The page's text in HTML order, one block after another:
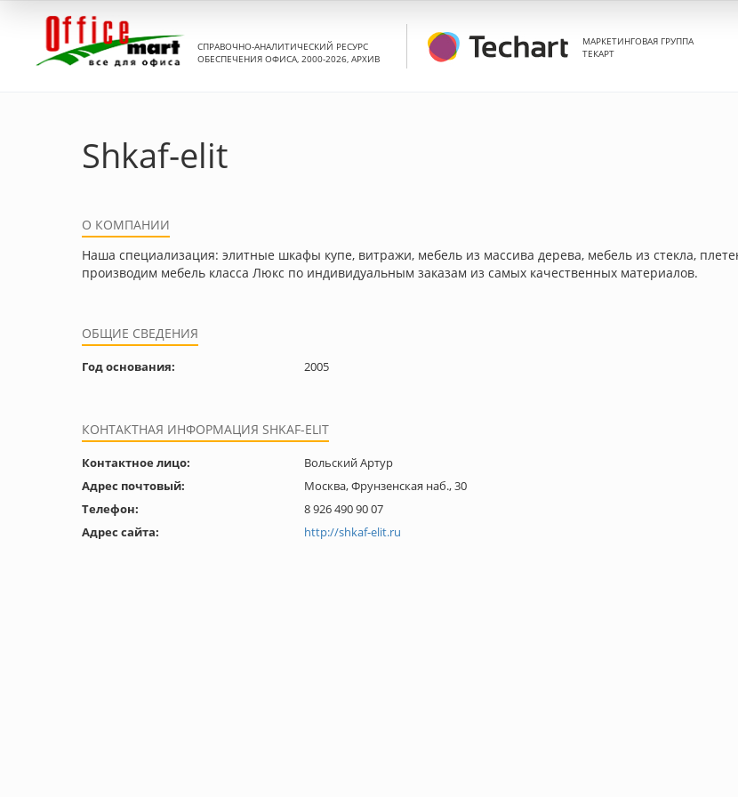
СПРАВОЧНО-АНАЛИТИЧЕСКИЙ РЕСУРС
ОБЕСПЕЧЕНИЯ ОФИСА, 2000-2026, АРХИВ
МАРКЕТИНГОВАЯ ГРУППА
ТЕКАРТ
Shkaf-elit
О КОМПАНИИ
Наша специализация: элитные шкафы купе, витражи, мебель из массива дерева, мебель из стекла,
производим мебель класса Люкс по индивидуальным заказам из самых качественных материалов.
ОБЩИЕ СВЕДЕНИЯ
Год основания: 2005
КОНТАКТНАЯ ИНФОРМАЦИЯ SHKAF-ELIT
Контактное лицо:
Вольский Артур
Адрес почтовый:
Москва, Фрунзенская наб., 30
Телефон:
8 926 490 90 07
Адрес сайта:
http://shkaf-elit.ru